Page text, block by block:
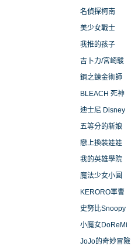
名偵探柯南
美少女戰士
我推的孩子
吉卜力/宮崎駿
鋼之鍊金術師
BLEACH 死神
迪士尼 Disney
五等分的新娘
戀上換裝娃娃
我的英雄學院
魔法少女小圓
KERORO軍曹
史努比Snoopy
小魔女DoReMi
JoJo的奇妙冒險